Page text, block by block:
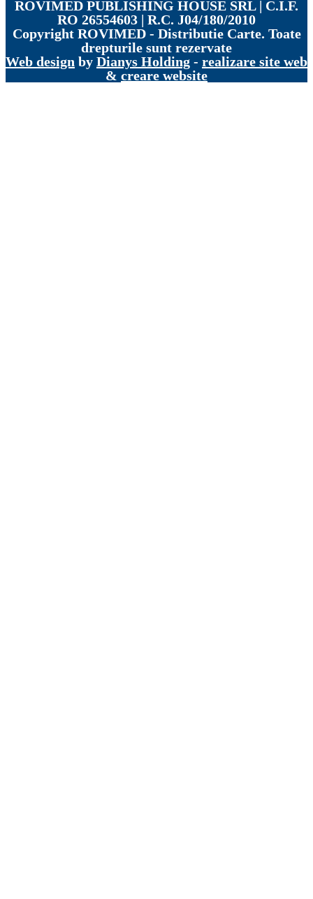
ROVIMED PUBLISHING HOUSE SRL | C.I.F.
RO 26554603 | R.C. J04/180/2010
Copyright ROVIMED - Distributie Carte. Toate
drepturile sunt rezervate
Web design by Dianys Holding - realizare site web
& creare website